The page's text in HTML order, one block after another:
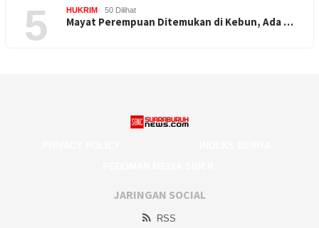
5 HUKRIM 50 Dilihat
Mayat Perempuan Ditemukan di Kebun, Ada …
JARINGAN SOCIAL
RSS